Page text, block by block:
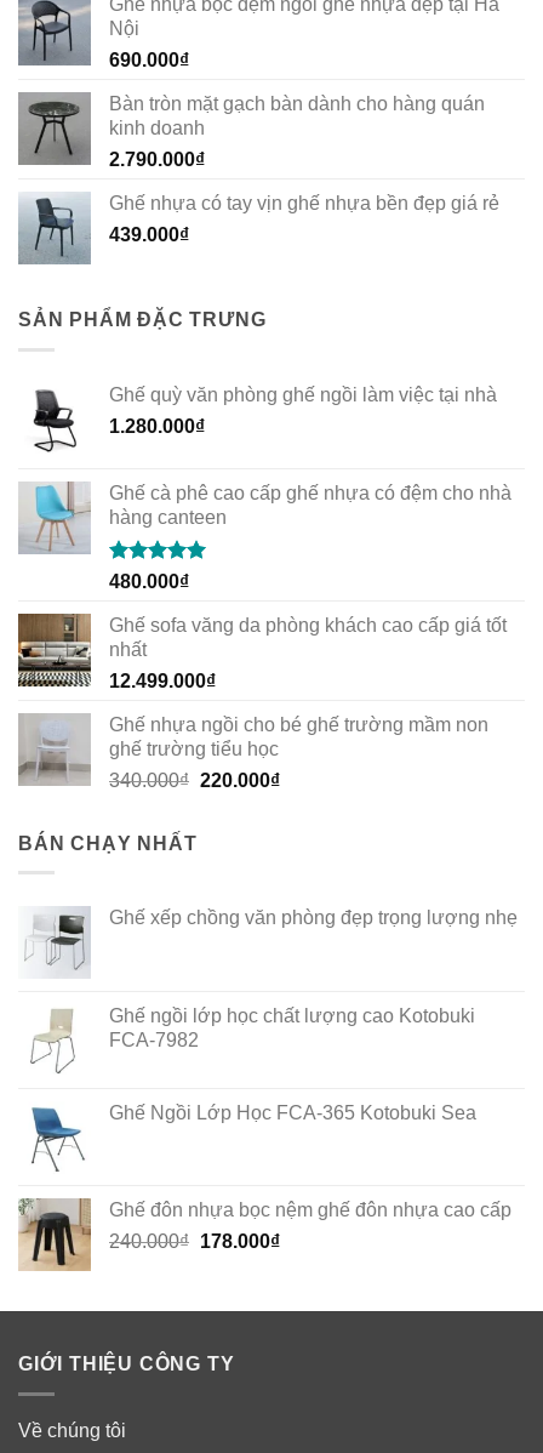
Ghế nhựa bọc đệm ngồi ghế nhựa đẹp tại Hà
Nội
690.000₫
Bàn tròn mặt gạch bàn dành cho hàng quán
kinh doanh
2.790.000₫
Ghế nhựa có tay vịn ghế nhựa bền đẹp giá rẻ
439.000₫
SẢN PHẨM ĐẶC TRƯNG
Ghế quỳ văn phòng ghế ngồi làm việc tại nhà
1.280.000₫
Ghế cà phê cao cấp ghế nhựa có đệm cho nhà
hàng canteen
Rated5.00
480.000₫
Ghế sofa văng da phòng khách cao cấp giá tốt
nhất
12.499.000₫
Ghế nhựa ngồi cho bé ghế trường mầm non
ghế trường tiểu học
340.000₫ Original
220.000₫Current
BÁN CHẠY NHẤT
Ghế xếp chồng văn phòng đẹp trọng lượng nhẹ
Ghế ngồi lớp học chất lượng cao Kotobuki
FCA-7982
Ghế Ngồi Lớp Học FCA-365 Kotobuki Sea
Ghế đôn nhựa bọc nệm ghế đôn nhựa cao cấp
240.000₫ Original
240.000₫.
178.000₫Current
178.000₫.
GIỚI THIỆU CÔNG TY
Về chúng tôi